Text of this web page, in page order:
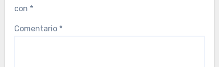
con *
Comentario *